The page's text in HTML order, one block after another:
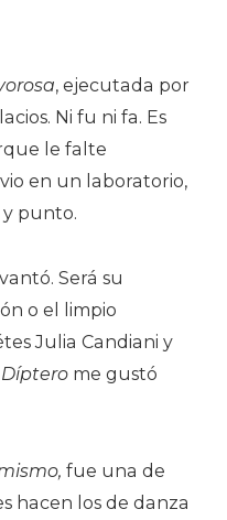
, ejecutada por
Ni fu ni fa. Es
le falte
en un laboratorio,
y punto.
Será su
o el limpio
Julia Candiani y
Díptero me gustó
fue una de
hacen los de danza